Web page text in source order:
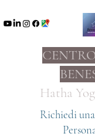
Hatha
Richiedi